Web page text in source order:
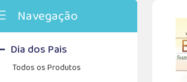
Navegação
Dia dos Pais
Todos os Produtos